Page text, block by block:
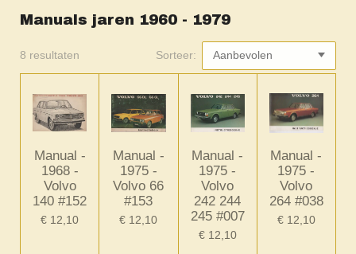
Manuals jaren 1960 - 1979
8 resultaten Sorteer:
Manual -
1968 -
Volvo
140 #152
€ 12,10
Manual -
1975 -
Volvo 66
#153
€ 12,10
Manual -
1975 -
Volvo
242 244
245 #007
€ 12,10
Manual -
1975 -
Volvo
264 #038
€ 12,10